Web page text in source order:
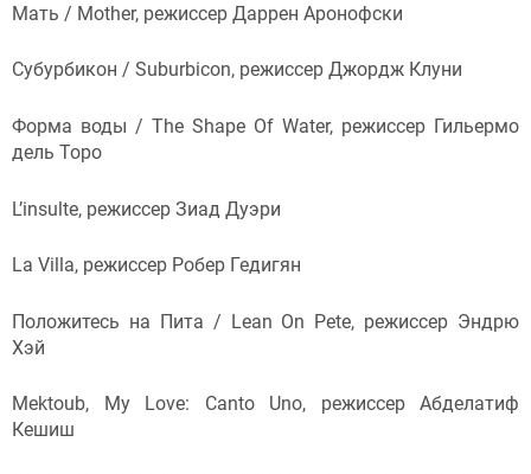
Мать / Mother, режиссер Даррен Аронофски
Субурбикон / Suburbicon, режиссер Джордж Клуни
Форма воды / The Shape Of Water, режиссер Гильермо
дель Торо
L’insulte, режиссер Зиад Дуэри
La Villa, режиссер Робер Гедигян
Положитесь на Пита / Lean On Pete, режиссер Эндрю
Хэй
Mektoub, My Love: Canto Uno, режиссер Абделатиф
Кешиш